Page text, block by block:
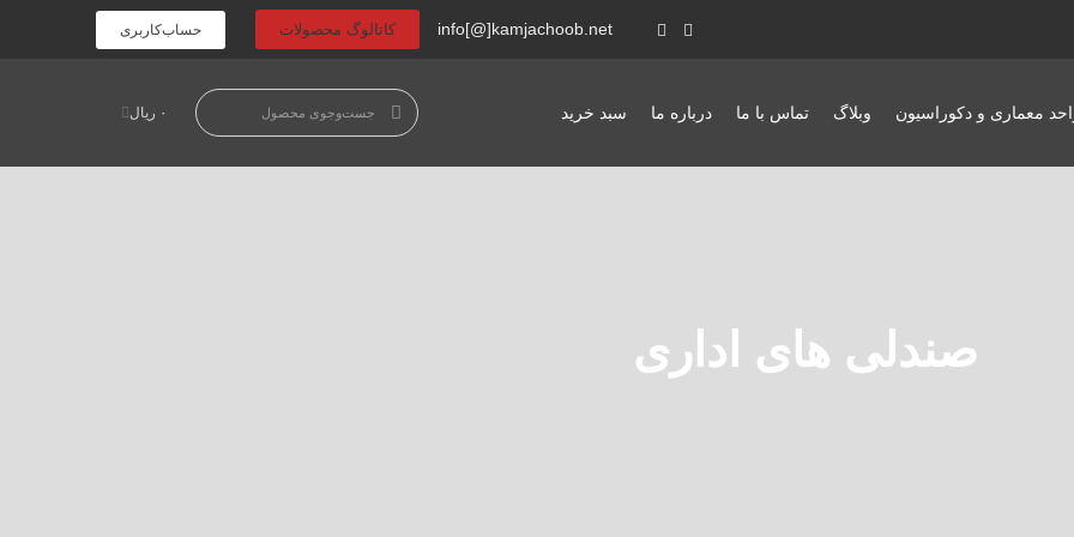
info[@]kamjachoob.net کاتالوگ محصولات حساب‌کاربری
معماری و دکوراسیون وبلاگ تماس با ما درباره ما سبد خرید ۰ ریال
صندلی های اداری